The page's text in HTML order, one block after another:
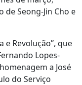
Seong-Jin Cho e
e Revolução”, que
Lopes-
a José
do Serviço